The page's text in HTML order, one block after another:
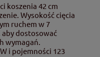
koszenia 42 cm
Wysokość cięcia
ruchem w 7
aby dostosować
wymagań.
i pojemności 123